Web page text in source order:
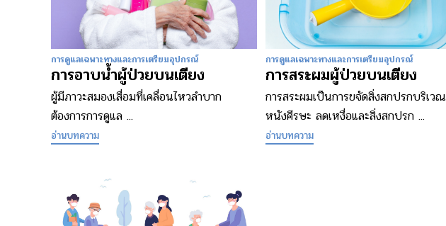
การดูแลเฉพาะทางและการเตรียมอุปกรณ์
การอาบน้ำผู้ป่วยบนเตียง
ผู้มีภาวะสมองเสื่อมที่เคลื่อนไหวลำบาก
ต้องการการดูแล ...
อ่านบทความ
การดูแลเฉพาะทางและการเตรียมอุปกรณ์
การสระผมผู้ป่วยบนเตียง
การสระผมเป็นการขจัดสิ่งสกปรกบริเวณ
หนังศีรษะ ลดเหงื่อและสิ่งสกปรก ...
อ่านบทความ